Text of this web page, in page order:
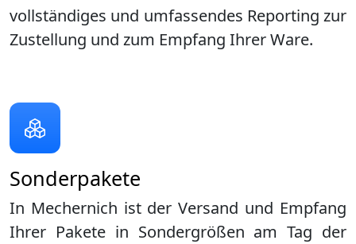
vollständiges und umfassendes Reporting zur
Zustellung und zum Empfang Ihrer Ware.
Sonderpakete
In Mechernich ist der Versand und Empfang
Ihrer Pakete in Sondergrößen am Tag der